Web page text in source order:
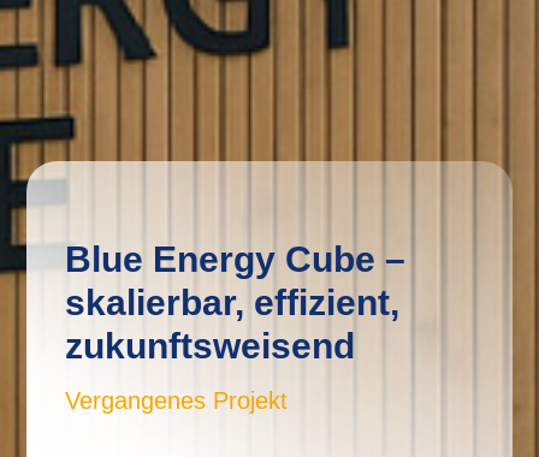
Blue Energy Cube –
skalierbar, effizient,
zukunftsweisend
Vergangenes Projekt